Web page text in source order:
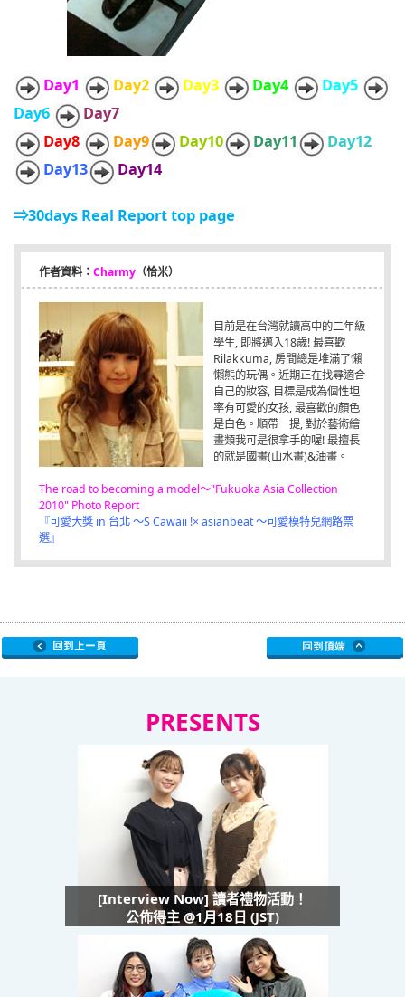
Day1 Day2 Day3 Day4
Day5
Day6
Day7
Day8
Day9 Day10 Day11
Day12
Day13
Day14
⇒30days Real Report top page
作者資料： Charmy （恰米）
目前是在台灣就讀高中的二年級
學生, 即將邁入18歲! 最喜歡
Rilakkuma, 房間總是堆滿了懶
懶熊的玩偶。近期正在找尋適合
自己的妝容, 目標是成為個性坦
率有可愛的女孩, 最喜歡的顏色
是白色。順帶一提, 對於藝術繪
畫類我可是很拿手的喔! 最擅長
的就是國畫(山水畫)&油畫。
The road to becoming a model～"Fukuoka Asia Collection
2010" Photo Report
『可愛大獎 in 台北 ～S Cawaii !× asianbeat ～可愛模特兒網路票
選』
PRESENTS
[Interview Now] 讀者禮物活動！
公佈得主 @1月18日 (JST)